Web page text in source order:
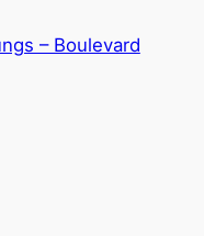
– Boulevard